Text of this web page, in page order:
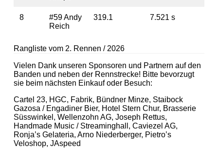
8
#59 Andy
Reich
319.1 7.521 s
Rangliste vom 2. Rennen / 2026
Vielen Dank unseren Sponsoren und Partnern auf den
Banden und neben der Rennstrecke! Bitte bevorzugt
sie beim nächsten Einkauf oder Besuch:
Cartel 23, HGC, Fabrik, Bündner Minze, Staibock
Gazosa / Engadiner Bier, Hotel Stern Chur, Brasserie
Süsswinkel, Wellenzohn AG, Joseph Rettus,
Handmade Music / Streaminghall, Caviezel AG,
Ronja’s Gelateria, Arno Niederberger, Pietro’s
Veloshop, JAspeed